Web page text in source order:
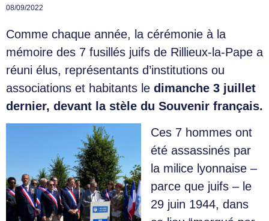
08/09/2022
Comme chaque année, la cérémonie à la
mémoire des 7 fusillés juifs de Rillieux-la-Pape a
réuni élus, représentants d’institutions ou
associations et habitants le dimanche 3 juillet
dernier, devant la stèle du Souvenir français.
Ces 7 hommes ont
été assassinés par
la milice lyonnaise –
parce que juifs – le
29 juin 1944, dans